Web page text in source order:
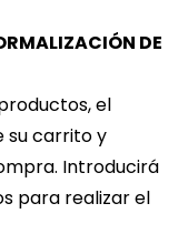
DE
el
su carrito y
Introducirá
para realizar el